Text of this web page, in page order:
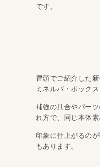
です。
冒頭でご紹介した
ミネルバ・ボック
補強の具合やパー
れ方で、同じ本体
印象に仕上がるの
もあります。